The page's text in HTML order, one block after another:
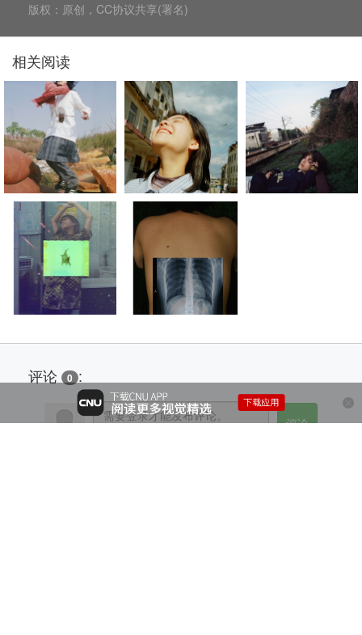
版权：原创，CC协议共享(署名)
相关阅读
评论 0 :